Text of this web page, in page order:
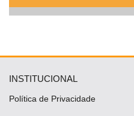
INSTITUCIONAL
Política de Privacidade